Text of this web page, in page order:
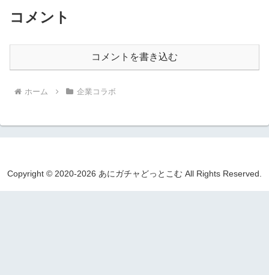
コメント
コメントを書き込む
ホーム 企業コラボ
Copyright © 2020-2026 あにガチャどっとこむ All Rights Reserved.